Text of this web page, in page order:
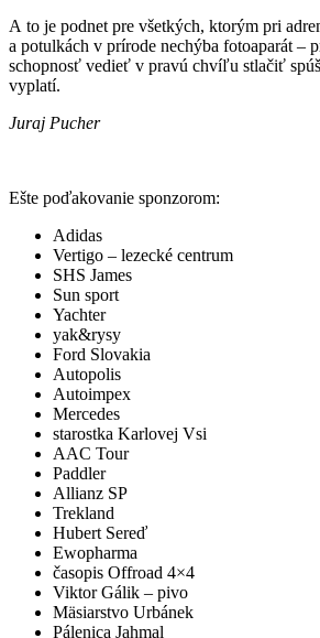
A to je podnet pre všetkých, ktorým pri
a potulkách v prírode nechýba fotoaparát –
schopnosť vedieť v pravú chvíľu stlačiť
vyplatí.
Juraj Pucher
Ešte poďakovanie sponzorom:
Adidas
Vertigo – lezecké centrum
SHS James
Sun sport
Yachter
yak&rysy
Ford Slovakia
Autopolis
Autoimpex
Mercedes
starostka Karlovej Vsi
AAC Tour
Paddler
Allianz SP
Trekland
Hubert Sereď
Ewopharma
časopis Offroad 4×4
Viktor Gálik – pivo
Mäsiarstvo Urbánek
Pálenica Jahmal